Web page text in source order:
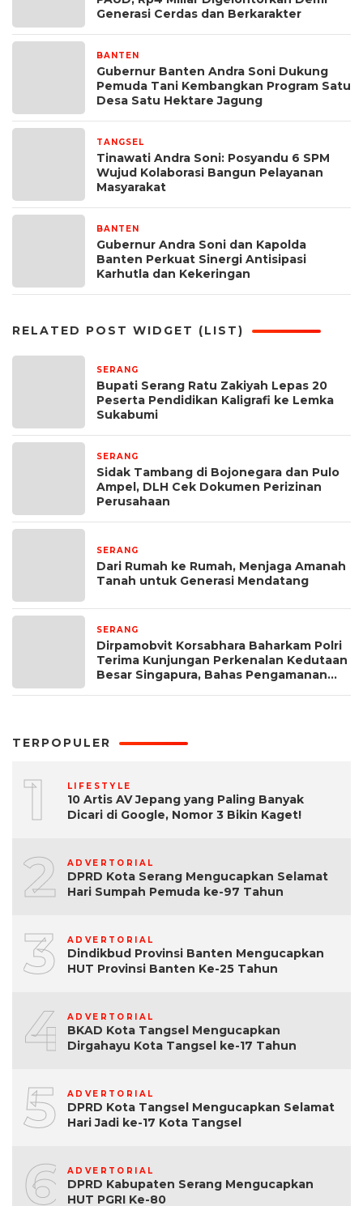
Generasi Cerdas dan Berkarakter
BANTEN
Gubernur Banten Andra Soni Dukung
Pemuda Tani Kembangkan Program Satu
Desa Satu Hektare Jagung
TANGSEL
Tinawati Andra Soni: Posyandu 6 SPM
Wujud Kolaborasi Bangun Pelayanan
Masyarakat
BANTEN
Gubernur Andra Soni dan Kapolda
Banten Perkuat Sinergi Antisipasi
Karhutla dan Kekeringan
RELATED POST WIDGET (LIST)
SERANG
Bupati Serang Ratu Zakiyah Lepas 20
Peserta Pendidikan Kaligrafi ke Lemka
Sukabumi
SERANG
Sidak Tambang di Bojonegara dan Pulo
Ampel, DLH Cek Dokumen Perizinan
Perusahaan
SERANG
Dari Rumah ke Rumah, Menjaga Amanah
Tanah untuk Generasi Mendatang
SERANG
Dirpamobvit Korsabhara Baharkam Polri
Terima Kunjungan Perkenalan Kedutaan
Besar Singapura, Bahas Pengamanan
TERPOPULER
1 LIFESTYLE
10 Artis AV Jepang yang Paling Banyak
Dicari di Google, Nomor 3 Bikin Kaget!
2 ADVERTORIAL
DPRD Kota Serang Mengucapkan Selamat
Hari Sumpah Pemuda ke-97 Tahun
3 ADVERTORIAL
Dindikbud Provinsi Banten Mengucapkan
HUT Provinsi Banten Ke-25 Tahun
4 ADVERTORIAL
BKAD Kota Tangsel Mengucapkan
Dirgahayu Kota Tangsel ke-17 Tahun
5 ADVERTORIAL
DPRD Kota Tangsel Mengucapkan Selamat
Hari Jadi ke-17 Kota Tangsel
6 ADVERTORIAL
DPRD Kabupaten Serang Mengucapkan
HUT PGRI Ke-80